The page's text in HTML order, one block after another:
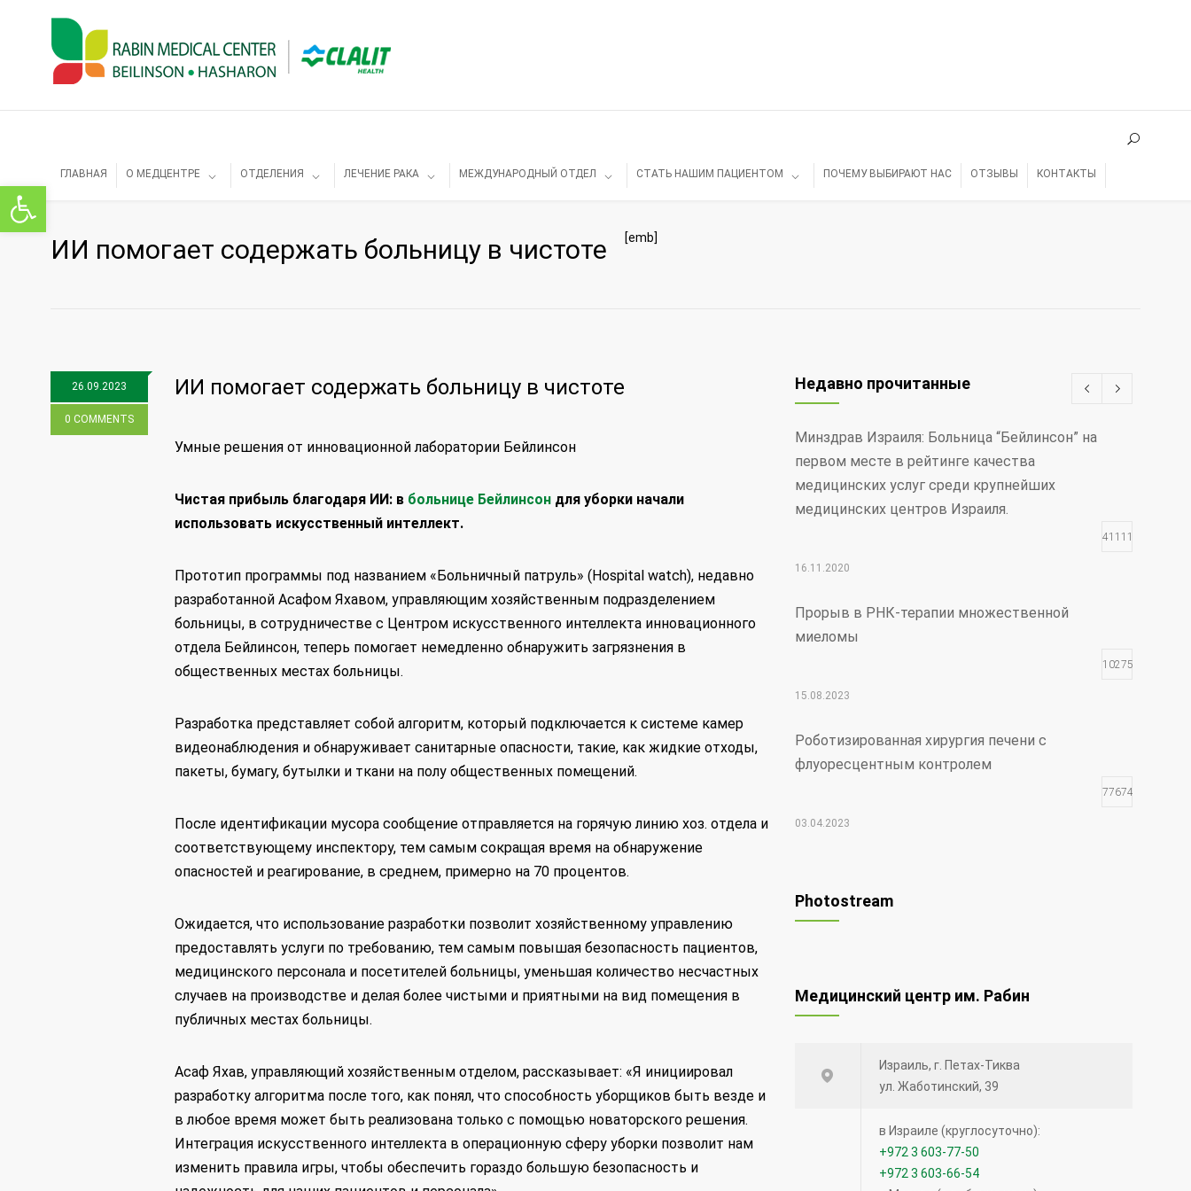
Открыть панель инструментов
ГЛАВНАЯ О МЕДЦЕНТРЕ ОТДЕЛЕНИЯ ЛЕЧЕНИЕ РАКА МЕЖДУНАРОДНЫЙ ОТДЕЛ СТАТЬ НАШИМ ПАЦИЕНТОМ ПОЧЕМУ ВЫБИРАЮТ НАС ОТЗЫВЫ КОНТАКТЫ
ИИ помогает содержать больницу в чистоте [emb]
26.09.2023
0 COMMENTS
ИИ помогает содержать больницу в чистоте
Умные решения от инновационной лаборатории Бейлинсон
Чистая прибыль благодаря ИИ: в больнице Бейлинсон для уборки начали
использовать искусственный интеллект.
Прототип программы под названием «Больничный патруль» (Hospital watch), недавно
разработанной Асафом Яхавом, управляющим хозяйственным подразделением
больницы, в сотрудничестве с Центром искусственного интеллекта инновационного
отдела Бейлинсон, теперь помогает немедленно обнаружить загрязнения в
общественных местах больницы.
Разработка представляет собой алгоритм, который подключается к системе камер
видеонаблюдения и обнаруживает санитарные опасности, такие, как жидкие отходы,
пакеты, бумагу, бутылки и ткани на полу общественных помещений.
После идентификации мусора сообщение отправляется на горячую линию хоз. отдела и
соответствующему инспектору, тем самым сокращая время на обнаружение
опасностей и реагирование, в среднем, примерно на 70 процентов.
Ожидается, что использование разработки позволит хозяйственному управлению
предоставлять услуги по требованию, тем самым повышая безопасность пациентов,
медицинского персонала и посетителей больницы, уменьшая количество несчастных
случаев на производстве и делая более чистыми и приятными на вид помещения в
публичных местах больницы.
Асаф Яхав, управляющий хозяйственным отделом, рассказывает: «Я инициировал
разработку алгоритма после того, как понял, что способность уборщиков быть везде и
в любое время может быть реализована только с помощью новаторского решения.
Интеграция искусственного интеллекта в операционную сферу уборки позволит нам
изменить правила игры, чтобы обеспечить гораздо большую безопасность и
Недавно прочитанные
Минздрав Израиля: Больница “Бейлинсон” на
первом месте в рейтинге качества
медицинских услуг среди крупнейших
медицинских центров Израиля.
411116
16.11.2020
Прорыв в РНК-терапии множественной
миеломы
102753
15.08.2023
Роботизированная хирургия печени с
флуоресцентным контролем
77674
03.04.2023
Синий лазер для удаления опухолей и
Photostream
Медицинский центр им. Рабин
Израиль, г. Петах-Тиква
ул. Жаботинский, 39
в Израиле (круглосуточно):
+972 3 603-77-50
+972 3 603-66-54